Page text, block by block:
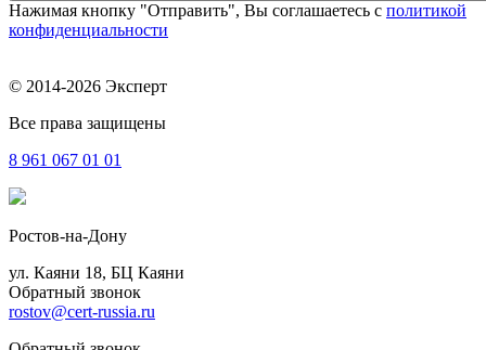
Нажимая кнопку "Отправить", Вы соглашаетесь с политикой
конфиденциальности
© 2014-2026 Эксперт
Все права защищены
8 961 067 01 01
Ростов-на-Дону
ул. Каяни 18, БЦ Каяни
Обратный звонок
rostov@cert-russia.ru